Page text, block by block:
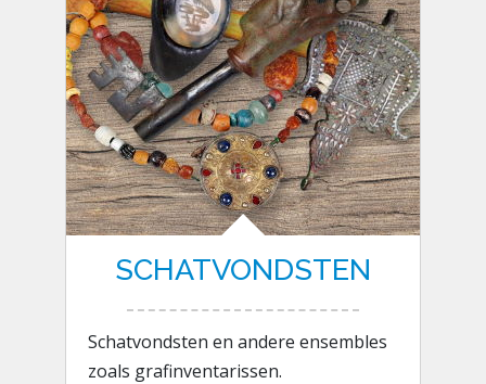
SCHATVONDSTEN
Schatvondsten en andere ensembles
zoals grafinventarissen.